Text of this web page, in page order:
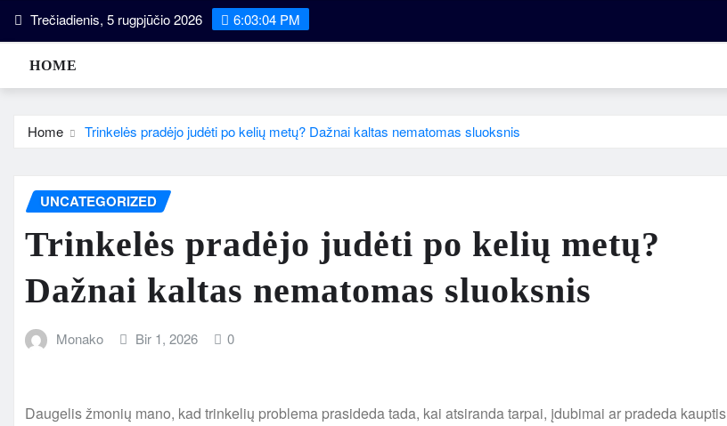
Skip
content
Trečiadienis, 5 rugpjūčio 2026 6:03:05 PM
HOME
Home Trinkelės pradėjo judėti po kelių metų? Dažnai kaltas nematomas sluoksnis
UNCATEGORIZED
Trinkelės pradėjo judėti po kelių metų?
Dažnai kaltas nematomas sluoksnis
Monako Bir 1, 2026 0
Daugelis žmonių mano, kad trinkelių problema prasideda tada, kai atsiranda tarpai, įdubimai ar pradeda kauptis